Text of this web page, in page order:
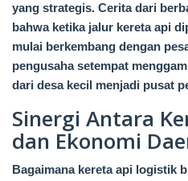
yang strategis. Cerita dari
bahwa ketika jalur kereta api
mulai berkembang dengan
pengusaha setempat
dari desa kecil menjadi pusat
Sinergi Antara
dan Ekonomi
Bagaimana kereta api logistik